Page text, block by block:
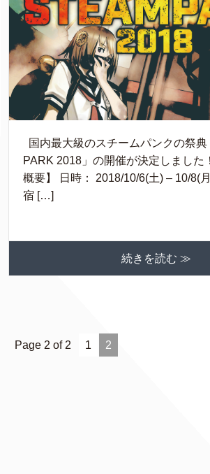
国内最大級のスチームパンクの祭典
PARK 2018」の開催が決定しました
概要】 日時： 2018/10/6(土) – 10/8(
宿 […]
続きを読む ≫
Page 2 of 2 1 2